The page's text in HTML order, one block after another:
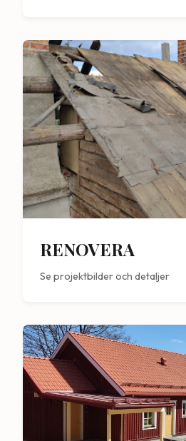
RENOVERA
Se projektbilder och detaljer